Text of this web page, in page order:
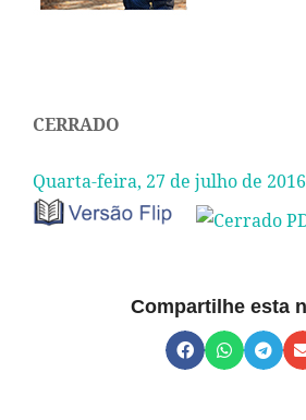
CERRADO
Quarta-feira, 27 de julho de 2016
Compartilhe esta